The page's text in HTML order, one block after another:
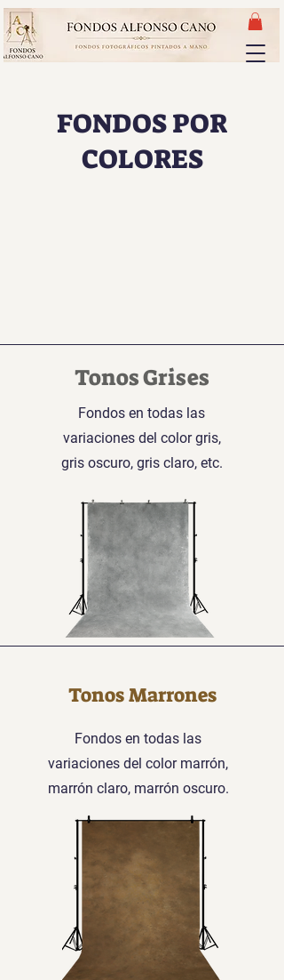
FONDOS POR
COLORES
Tonos Grises
Fondos en todas las
variaciones del color gris,
gris oscuro, gris claro, etc.
Tonos Marrones
Fondos en todas las
variaciones del color marrón,
marrón claro, marrón oscuro.